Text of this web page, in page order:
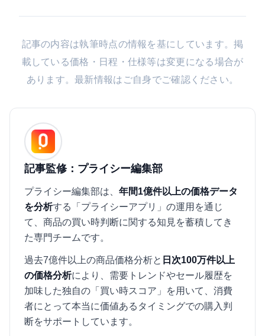
記事の内容は執筆時点の情報を基にしています。掲
載している価格・日程・仕様等は変更になる場合が
あります。最新情報はご自身でご確認ください。
記事監修：プライシー編集部
プライシー編集部は、 年間1億件以上の価格データ
を分析する「プライシーアプリ」の運用を通じ
て、商品の買い時判断に関する知見を蓄積してき
た専門チームです。
過去7億件以上の商品価格分析と 日次100万件以上
の価格分析により、需要トレンドやセール履歴を
加味した独自の「買い時スコア」を用いて、消費
者にとって本当に価値あるタイミングでの購入判
断をサポートしています。